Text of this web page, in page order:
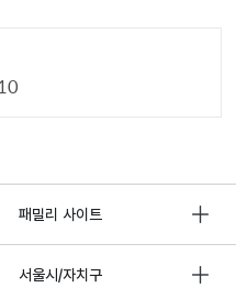
패밀리 사이트
서울시/자치구